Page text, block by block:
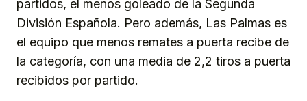
partidos, el menos goleado de la Segunda
División Española. Pero además, Las Palmas es
el equipo que menos remates a puerta recibe de
la categoría, con una media de 2,2 tiros a puerta
recibidos por partido.